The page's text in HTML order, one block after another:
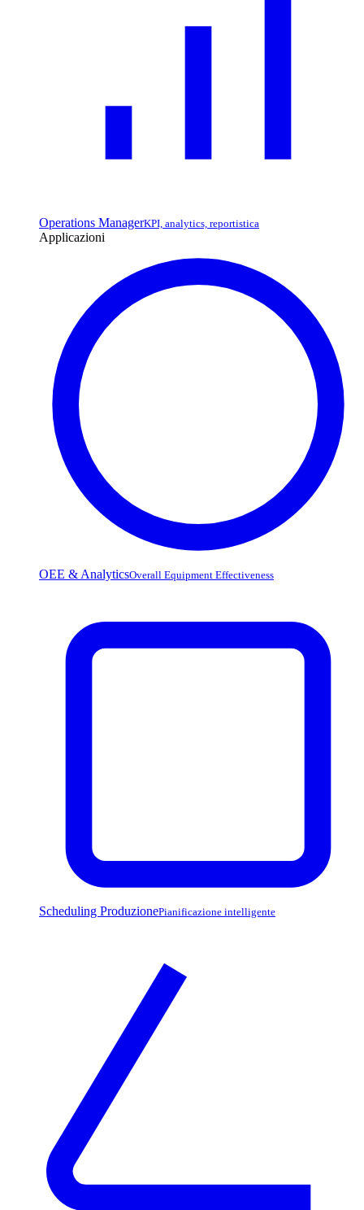
Operations ManagerKPI, analytics, reportistica
Applicazioni
OEE & AnalyticsOverall Equipment Effectiveness
Scheduling ProduzionePianificazione intelligente